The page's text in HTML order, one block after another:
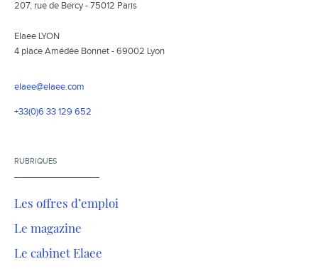
207, rue de Bercy - 75012 Paris
Elaee LYON
4 place Amédée Bonnet - 69002 Lyon
elaee@elaee.com
+33(0)6 33 129 652
RUBRIQUES
Les offres d’emploi
Le magazine
Le cabinet Elaee